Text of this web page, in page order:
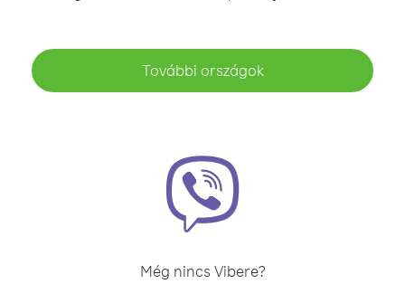
További országok
Még nincs Vibere?